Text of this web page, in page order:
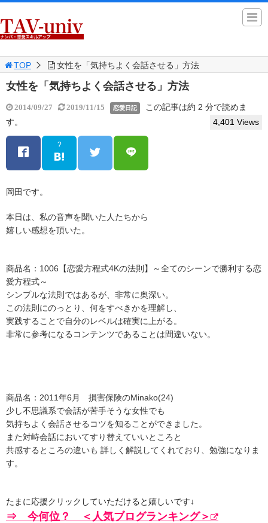
TOP 女性を「気持ちよく会話させる」方法
女性を「気持ちよく会話させる」方法
2014/09/27 2019/11/15 恋愛日記
この記事は約 2 分で読めま
す。
4,401 Views
?
岡田です。
本日は、私の音声を聞いた人たちから
嬉しい感想を頂いた。
商品名：1006【恋愛方程式4Kの法則】～全てのシーンで勝利する恋
愛方程式～
シンプルな法則ではあるが、非常に奥深い。
この法則にのっとり、何をすべきかを理解し、
実践することで自分のレベルは確実に上がる。
非常に参考になるコンテンツであることは間違いない。
商品名：2011年6月 損害保険のMinako(24)
少し不思議系で会話が苦手そうな女性でも
気持ちよく会話させるコツを知ることができました。
また対峙会話においてすり替えていいところと
共感するところの違いも 詳しく解説してくれており、勉強になりま
す。
たまに応援クリックしていただけると嬉しいです↓
⇒ 今何位？ ＜人気ブログランキング＞